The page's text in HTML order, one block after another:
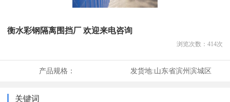
衡水彩钢隔离围挡厂 欢迎来电咨询
浏览次数： 414次
产品规格： 发货地:山东省滨州滨城区
关键词